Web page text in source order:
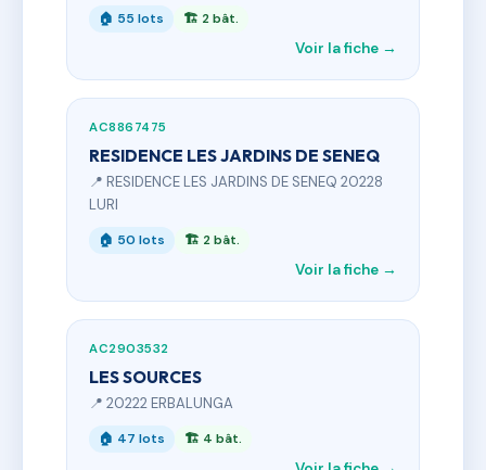
🏠 55 lots 🏗 2 bât.
Voir la fiche →
AC8867475
RESIDENCE LES JARDINS DE SENEQ
📍 RESIDENCE LES JARDINS DE SENEQ 20228
LURI
🏠 50 lots 🏗 2 bât.
Voir la fiche →
AC2903532
LES SOURCES
📍 20222 ERBALUNGA
🏠 47 lots 🏗 4 bât.